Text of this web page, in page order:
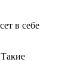
в себе